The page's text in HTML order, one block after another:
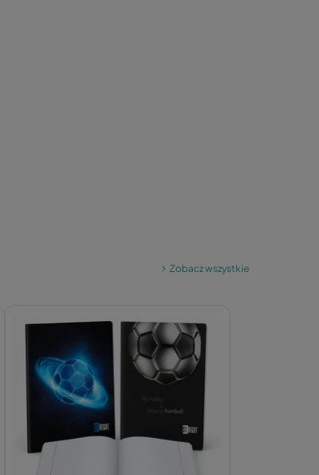
Zobacz wszystkie